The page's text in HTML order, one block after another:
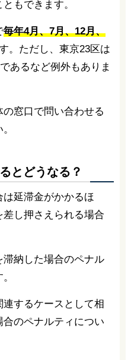
もできます。
毎年4月、7月、12月、
。ただし、東京23区は
あるなど例外もありま
窓口で問い合わせる
とどうなる？
延滞金がかかるほ
し押さえられる場合
納した場合のペナル
するケースとして相
のペナルティについ